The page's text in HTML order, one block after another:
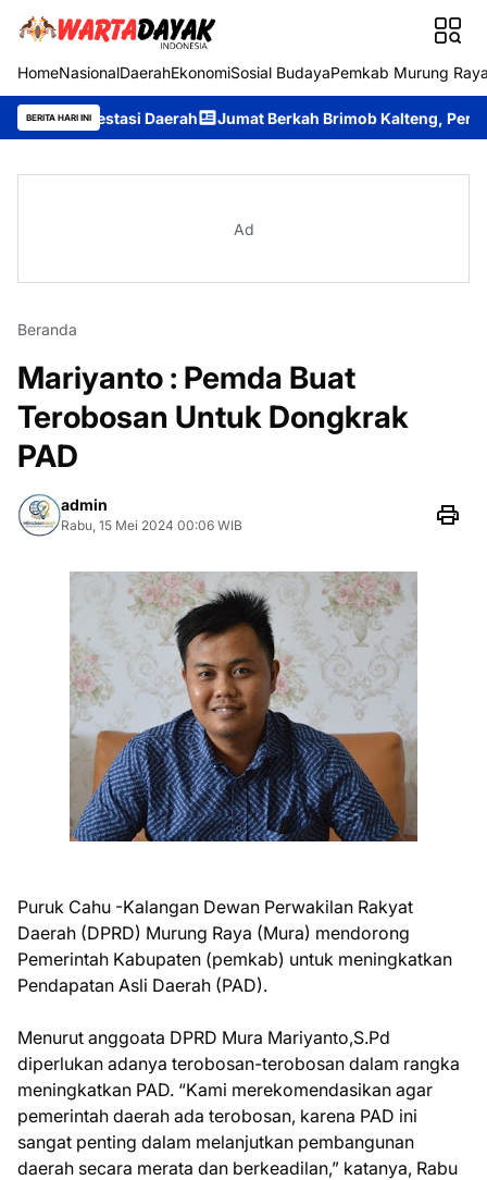
HomeNasionalDaerahEkonomiSosial BudayaPemkab Murung
BERITA HARI INI
Daerah Jumat Berkah Brimob Kalteng, Personel
Ad
Beranda
Mariyanto : Pemda Buat
Terobosan Untuk Dongkrak
PAD
admin
Rabu, 15 Mei 2024 00:06 WIB
Puruk Cahu -Kalangan Dewan Perwakilan Rakyat
Daerah (DPRD) Murung Raya (Mura) mendorong
Pemerintah Kabupaten (pemkab) untuk meningkatkan
Pendapatan Asli Daerah (PAD).
Menurut anggoata DPRD Mura Mariyanto,S.Pd
diperlukan adanya terobosan-terobosan dalam rangka
meningkatkan PAD. “Kami merekomendasikan agar
pemerintah daerah ada terobosan, karena PAD ini
sangat penting dalam melanjutkan pembangunan
daerah secara merata dan berkeadilan,” katanya, Rabu